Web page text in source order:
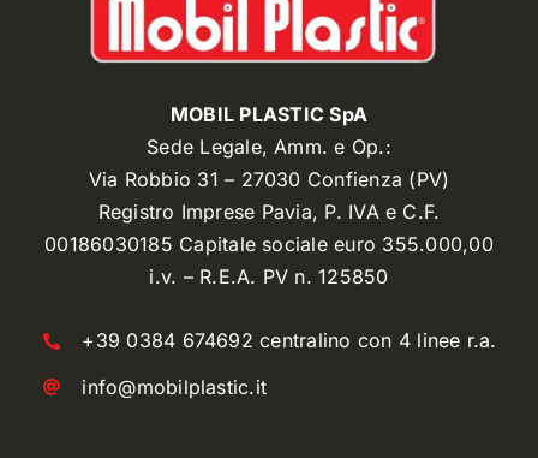
MOBIL PLASTIC SpA
Sede Legale, Amm. e Op.:
Via Robbio 31 – 27030 Confienza (PV)
Registro Imprese Pavia, P. IVA e C.F.
00186030185 Capitale sociale euro 355.000,00
i.v. – R.E.A. PV n. 125850
+39 0384 674692 centralino con 4 linee r.a.
info@mobilplastic.it